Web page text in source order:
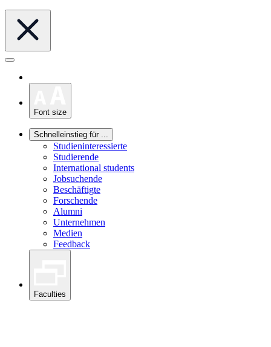
Font size
Schnelleinstieg für ...
Studieninteressierte
Studierende
International students
Jobsuchende
Beschäftigte
Forschende
Alumni
Unternehmen
Medien
Feedback
Faculties